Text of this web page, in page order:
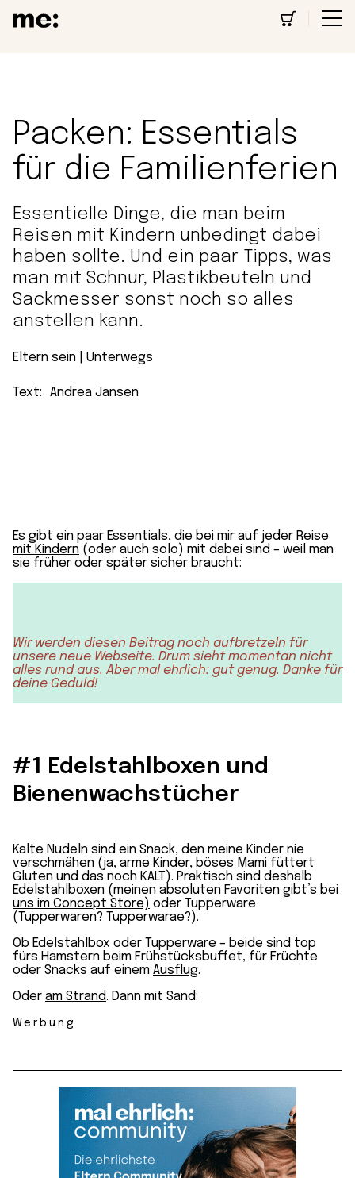
Packen: Essentials
für die Familienferien
Essentielle Dinge, die man beim
Reisen mit Kindern unbedingt dabei
haben sollte. Und ein paar Tipps, was
man mit Schnur, Plastikbeuteln und
Sackmesser sonst noch so alles
anstellen kann.
Eltern sein Unterwegs
Text: Andrea Jansen
Es gibt ein paar Essentials, die bei mir auf jeder Reise
mit Kindern (oder auch solo) mit dabei sind – weil man
sie früher oder später sicher braucht:
Wir werden diesen Beitrag noch aufbretzeln für
unsere neue Webseite. Drum sieht momentan nicht
alles rund aus. Aber mal ehrlich: gut genug. Danke für
deine Geduld!
#1 Edelstahlboxen und
Bienenwachstücher
Kalte Nudeln sind ein Snack, den meine Kinder nie
verschmähen (ja, arme Kinder, böses Mami füttert
Gluten und das noch KALT). Praktisch sind deshalb
Edelstahlboxen (meinen absoluten Favoriten gibt’s bei
uns im Concept Store) oder Tupperware
(Tupperwaren? Tupperwarae?).
Ob Edelstahlbox oder Tupperware – beide sind top
fürs Hamstern beim Frühstücksbuffet, für Früchte
oder Snacks auf einem Ausflug.
Oder am Strand. Dann mit Sand:
Werbung